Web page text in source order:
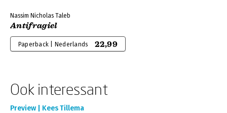
Nassim Nicholas Taleb
Antifragiel
Paperback | Nederlands 22,99
Ook interessant
Preview | Kees Tillema